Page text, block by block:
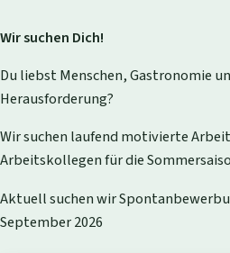
Wir suchen Dich!
Du liebst Menschen, Gastronomie
Herausforderung?
Wir suchen laufend motivierte
Arbeitskollegen für die
Aktuell suchen wir
September 2026